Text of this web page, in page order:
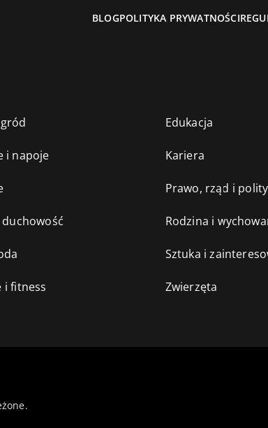
BLOGPOLITYKA PRYWATNOŚCI
Edukacja
i napoje Kariera
Prawo, rząd i
duchowość Rodzina i
Sztuka i
i fitness Zwierzęta